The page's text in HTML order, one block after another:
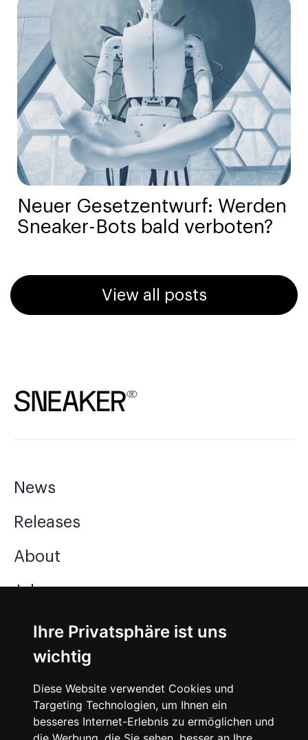
Ihre Privatsphäre ist uns
wichtig
Diese Website verwendet Cookies und
Targeting Technologien, um Ihnen ein
besseres Internet-Erlebnis zu ermöglichen und
Neuer Gesetzentwurf: Werden
Sneaker-Bots bald verboten?
View all posts
News
Releases
About
Jobs
Instagram
Facebook
Vimeo